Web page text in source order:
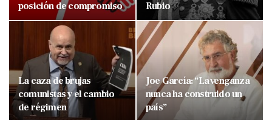
posición de compromiso
Rubio
La caza de brujas
comunistas y el cambio
de régimen
Joe García: “La venganza
nunca ha construido un
país”